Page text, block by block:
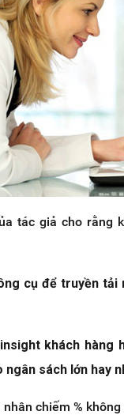
tác giả cho rằng
cụ để truyền tải
khách hàng
sách lớn hay
chiếm %